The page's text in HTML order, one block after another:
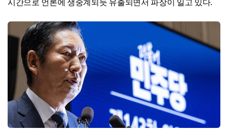
시간으로 언론에 생중계되듯 유출되면서 파장이 일고 있다.